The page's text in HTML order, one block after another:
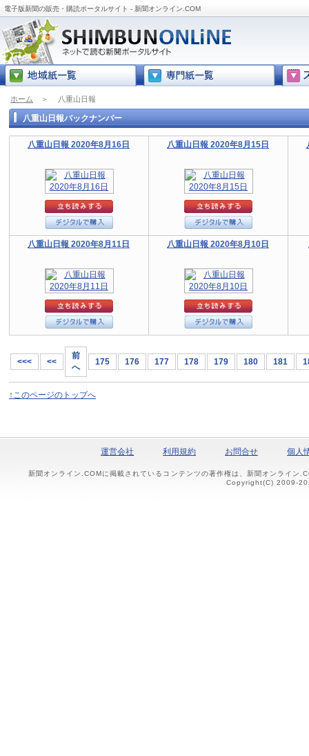
電子版新聞の販売・購読ポータルサイト - 新聞オンライン.COM
ホーム ＞ 八重山日報
八重山日報バックナンバー
八重山日報 2020年8月16日 八重山日報 2020年8月15日
八重山日報 2020年8月11日 八重山日報 2020年8月10日
<<< <<
前
へ
175 176 177 178 179 180 181
↑このページのトップへ
運営会社 利用規約 お問合せ 個人
新聞オンライン.COMに掲載されているコンテンツの著作権は、新聞オンライン
Copyright(C) 2009-